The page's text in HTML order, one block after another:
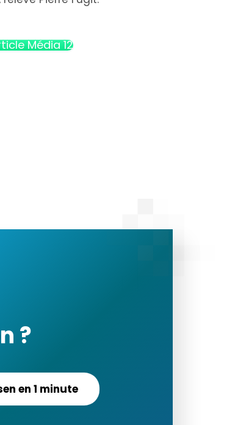
Média 12
?
en 1 minute